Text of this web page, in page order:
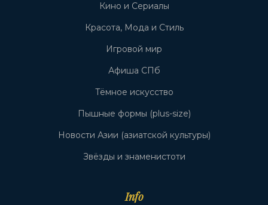
Кино и Сериалы
Красота, Мода и Стиль
Игровой мир
Афиша СПб
Тёмное искусство
Пышные формы (plus-size)
Новости Азии (азиатской культуры)
Звёзды и знаменистоти
Info